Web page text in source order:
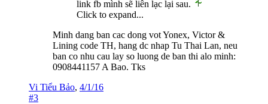
link fb mình sẽ liên lạc lại sau.
Click to expand...
Minh dang ban cac dong vot Yonex, Victor &
Lining code TH, hang dc nhap Tu Thai Lan, neu
ban co nhu cau lay so luong de ban thi alo minh:
0908441157 A Bao. Tks
Vi Tiểu Bảo, 4/1/16
#3